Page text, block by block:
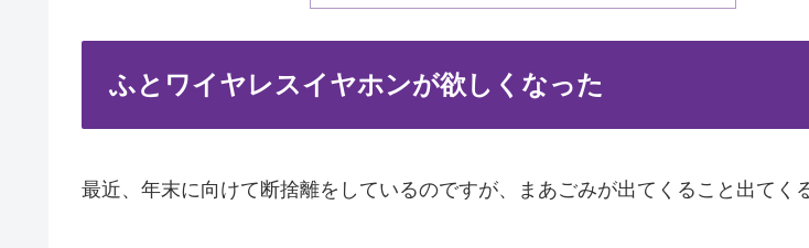
ふとワイヤレスイヤホンが欲しくなった
最近、年末に向けて断捨離をしているのですが、まあごみが出てくること出てく